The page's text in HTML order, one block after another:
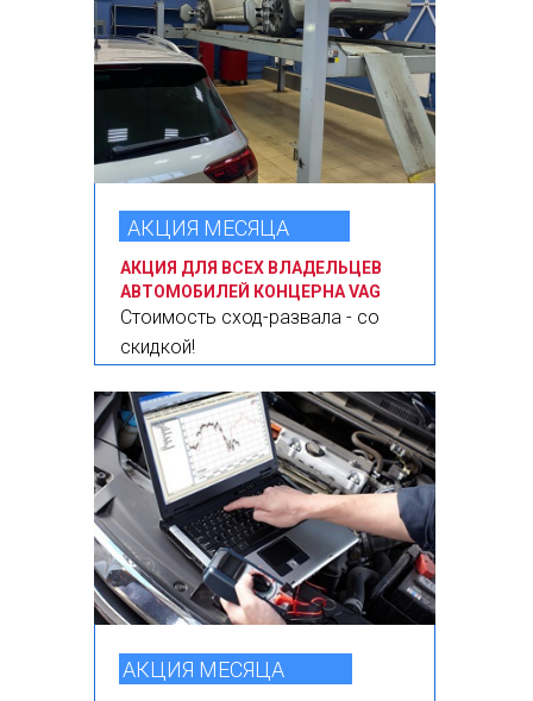
АКЦИЯ МЕСЯЦА
АКЦИЯ ДЛЯ ВСЕХ ВЛАДЕЛЬЦЕВ
АВТОМОБИЛЕЙ КОНЦЕРНА VAG
Стоимость сход-развала - со
скидкой!
АКЦИЯ МЕСЯЦА